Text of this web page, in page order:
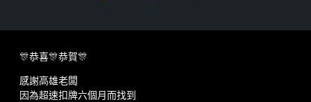
🎊恭喜🎊恭賀🎊
感謝高雄老闆
因為超速扣牌六個月而找到